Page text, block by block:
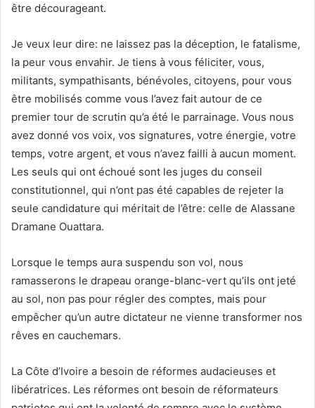
être décourageant.
Je veux leur dire: ne laissez pas la déception, le fatalisme,
la peur vous envahir. Je tiens à vous féliciter, vous,
militants, sympathisants, bénévoles, citoyens, pour vous
être mobilisés comme vous l’avez fait autour de ce
premier tour de scrutin qu’a été le parrainage. Vous nous
avez donné vos voix, vos signatures, votre énergie, votre
temps, votre argent, et vous n’avez failli à aucun moment.
Les seuls qui ont échoué sont les juges du conseil
constitutionnel, qui n’ont pas été capables de rejeter la
seule candidature qui méritait de l’être: celle de Alassane
Dramane Ouattara.
Lorsque le temps aura suspendu son vol, nous
ramasserons le drapeau orange-blanc-vert qu’ils ont jeté
au sol, non pas pour régler des comptes, mais pour
empêcher qu’un autre dictateur ne vienne transformer nos
rêves en cauchemars.
La Côte d’Ivoire a besoin de réformes audacieuses et
libératrices. Les réformes ont besoin de réformateurs